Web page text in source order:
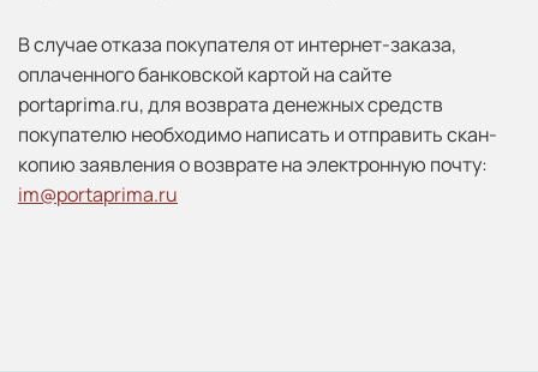
В случае отказа покупателя от интернет-заказа,
оплаченного банковской картой на сайте
portaprima.ru, для возврата денежных средств
покупателю необходимо написать и отправить скан-
копию заявления о возврате на электронную почту:
im@portaprima.ru